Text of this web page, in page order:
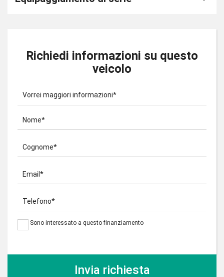
Richiedi informazioni su questo
veicolo
Vorrei maggiori informazioni*
Nome*
Cognome*
Email*
Telefono*
Sono interessato a questo finanziamento